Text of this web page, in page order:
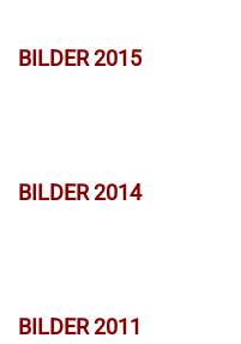
BILDER 2015
BILDER 2014
BILDER 2011